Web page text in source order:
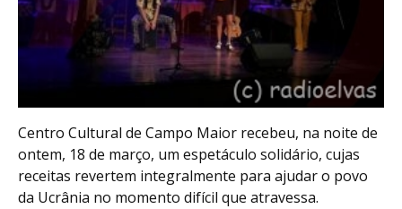
Centro Cultural de Campo Maior recebeu, na noite de
ontem, 18 de março, um espetáculo solidário, cujas
receitas revertem integralmente para ajudar o povo
da Ucrânia no momento difícil que atravessa.